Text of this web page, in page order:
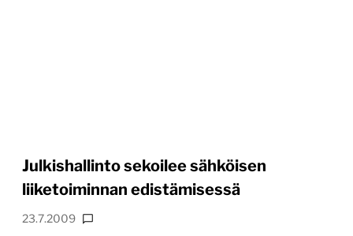
Julkishallinto sekoilee sähköisen
liiketoiminnan edistämisessä
23.7.2009